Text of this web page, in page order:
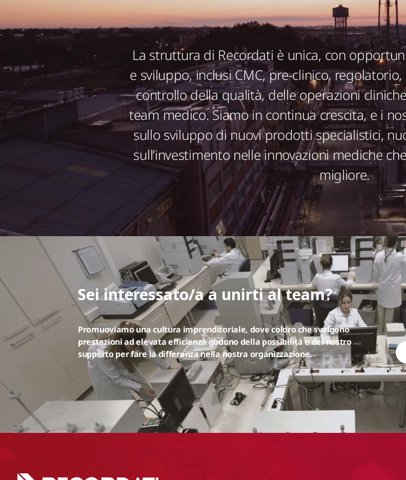
La struttura di Recordati è unica, con
e sviluppo, inclusi CMC, pre-clinico,
controllo della qualità, delle operazioni
team medico. Siamo in continua crescita, e i
sullo sviluppo di nuovi prodotti specialistici,
sull’investimento nelle innovazioni mediche
migliore.
Sei interessato/a a unirti al team?
Promuoviamo una cultura imprenditoriale, dove coloro che svolgono
prestazioni ad elevata efficienza godono della possibilità e del nostro
supporto per fare la differenza nella nostra organizzazione.